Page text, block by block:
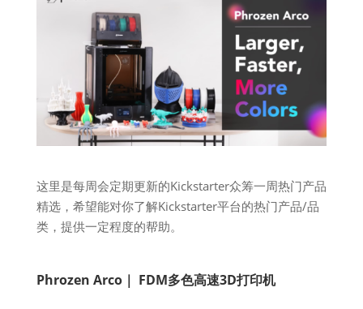
这里是每周会定期更新的Kickstarter众筹一周热门产品
精选，希望能对你了解Kickstarter平台的热门产品/品
类，提供一定程度的帮助。
Phrozen Arco｜ FDM多色高速3D打印机